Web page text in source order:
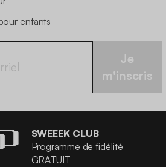
enfants
Je
m'inscris
SWEEEK CLUB
Programme de fidélité
GRATUIT